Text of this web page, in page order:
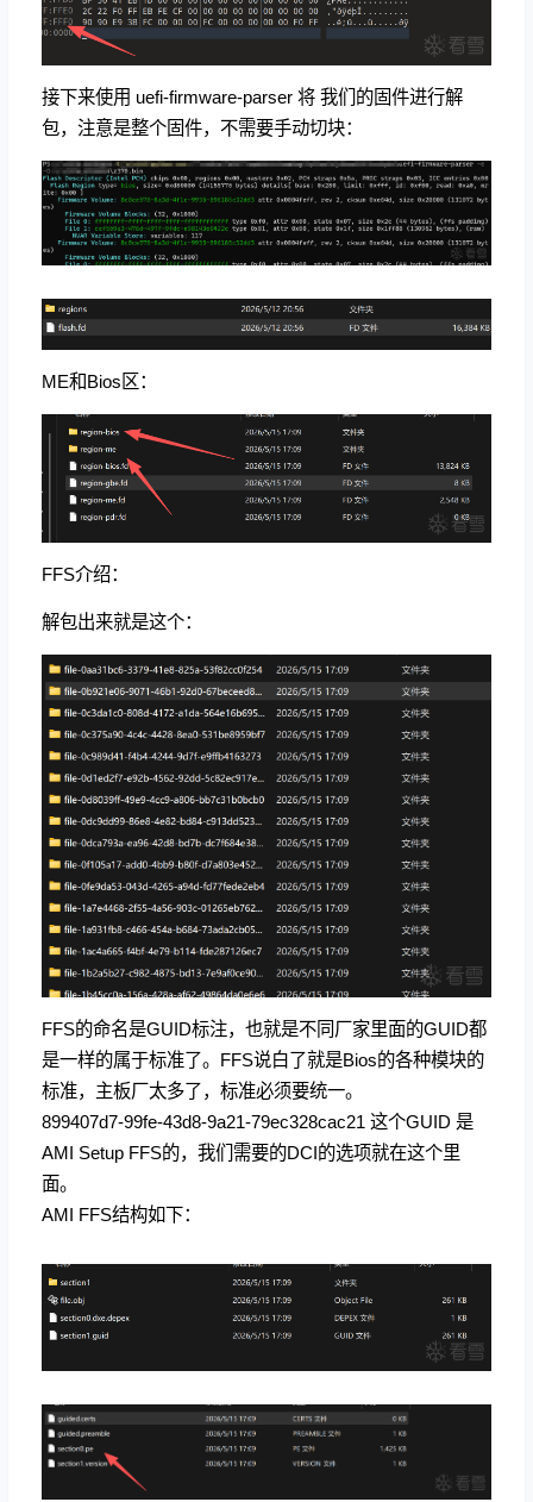
接下来使用 uefi-firmware-parser 将 我们的固件进行解
包，注意是整个固件，不需要手动切块：
ME和Bios区：
FFS介绍：
解包出来就是这个：
FFS的命名是GUID标注，也就是不同厂家里面的GUID都
是一样的属于标准了。FFS说白了就是Bios的各种模块的
标准，主板厂太多了，标准必须要统一。
899407d7-99fe-43d8-9a21-79ec328cac21 这个GUID 是
AMI Setup FFS的，我们需要的DCI的选项就在这个里
面。
AMI FFS结构如下：